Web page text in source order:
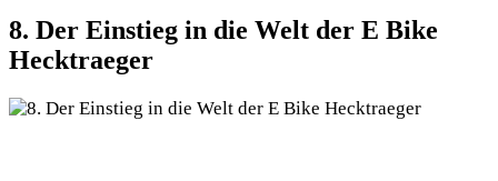
8. Der Einstieg in die Welt der E Bike
Hecktraeger